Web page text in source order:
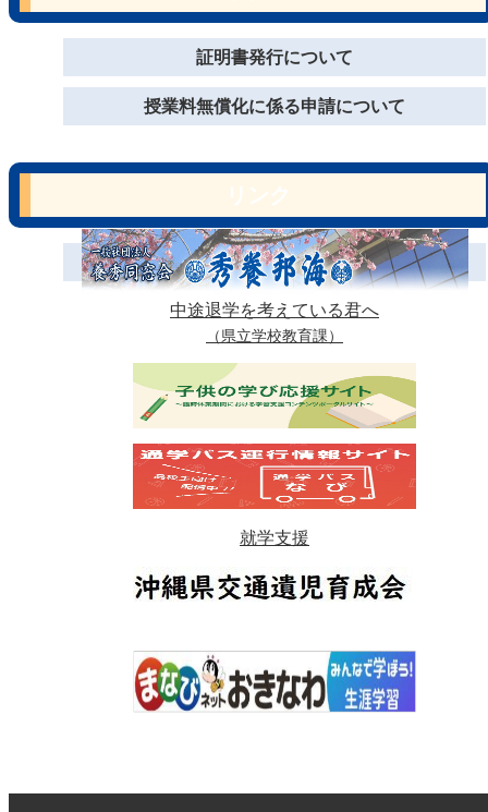
証明書発行について
授業料無償化に係る申請について
中途退学を考えている君へ
（県立学校教育課）
就学支援